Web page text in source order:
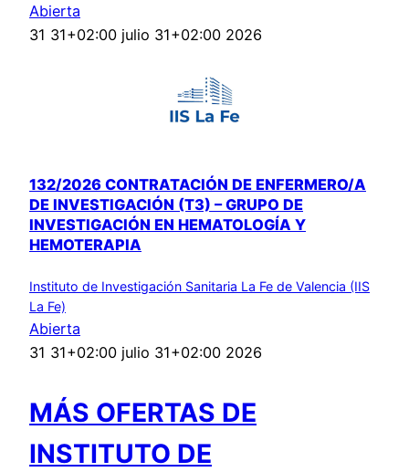
Abierta
31 31+02:00 julio 31+02:00 2026
132/2026 CONTRATACIÓN DE ENFERMERO/A
DE INVESTIGACIÓN (T3) – GRUPO DE
INVESTIGACIÓN EN HEMATOLOGÍA Y
HEMOTERAPIA
Instituto de Investigación Sanitaria La Fe de Valencia (IIS
La Fe)
Abierta
31 31+02:00 julio 31+02:00 2026
MÁS OFERTAS DE
INSTITUTO DE